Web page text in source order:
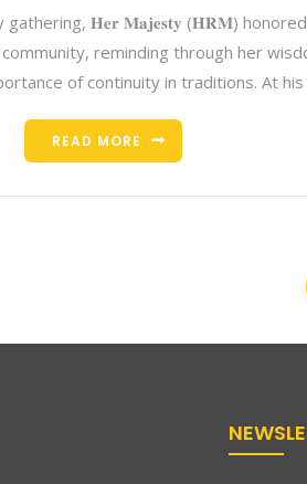
gathering, 𝐇𝐞𝐫 𝐌𝐚𝐣𝐞𝐬𝐭𝐲 (𝐇𝐑𝐌)
reminding through her
of continuity in traditions. At his
READ MORE